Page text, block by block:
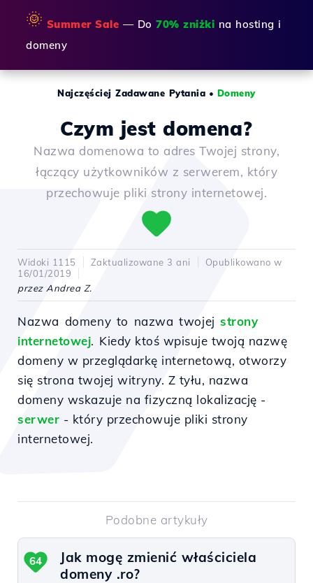
🌞 Summer Sale — Do 70% zniżki na hosting i
domeny
Najczęściej Zadawane Pytania • Domeny
Czym jest domena?
Nazwa domenowa to adres Twojej strony,
łączący użytkowników z serwerem, który
przechowuje pliki strony internetowej.
Widoki 1115 Zaktualizowane 3 ani
Opublikowano w
16/01/2019
przez Andrea Z.
Nazwa domeny to nazwa twojejstrony
internetowej. Kiedy ktoś wpisuje twoją nazwę
domeny w przeglądarkę internetową, otworzy
się strona twojej witryny. Z tyłu, nazwa
domeny wskazuje na fizyczną lokalizację -
serwer - który przechowuje pliki strony
internetowej.
Podobne artykuły
Jak mogę zmienić właściciela
domeny .ro?
64